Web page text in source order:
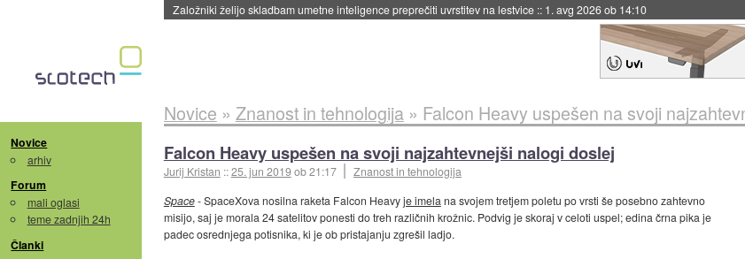
Založniki želijo skladbam umetne inteligence preprečiti uvrstitev na lestvice :: 1. avg 2026 ob 14:10
Novice
arhiv
Forum
mali oglasi
teme zadnjih 24h
Članki
Novice » Znanost in tehnologija» Falcon Heavy uspešen na svoji
Falcon Heavy uspešen na svoji najzahtevnejši nalogi doslej
Jurij Kristan ::25. jun 2019ob 21:17 Znanost in tehnologija
Space- SpaceXova nosilna raketa Falcon Heavyje imela na svojem tretjem poletu po vrsti še posebno zahtevno
misijo, saj je morala 24 satelitov ponesti do treh različnih krožnic. Podvig je skoraj v celoti uspel; edina črna pika je
padec osrednjega potisnika, ki je ob pristajanju zgrešil ladjo.